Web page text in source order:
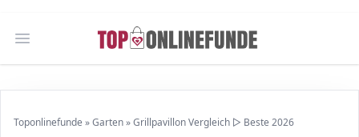
Open main menu
Toponlinefunde »Garten»Grillpavillon Vergleich ▷ Beste 2026